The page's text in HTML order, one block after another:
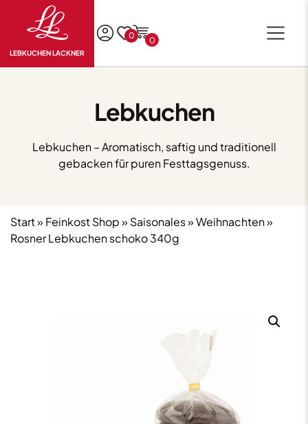
LEBKUCHEN LACKNER
0 0
Lebkuchen
Lebkuchen – Aromatisch, saftig und traditionell
gebacken für puren Festtagsgenuss.
Start» Feinkost Shop» Saisonales»Weihnachten»
Rosner Lebkuchen schoko 340g